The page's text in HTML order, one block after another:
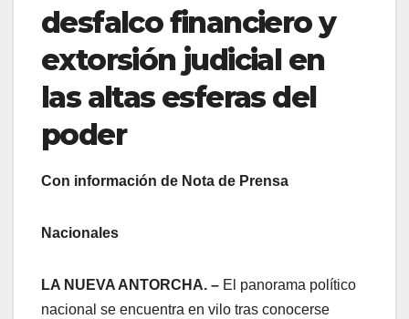
desfalco financiero y
extorsión judicial en
las altas esferas del
poder
Con información de Nota de Prensa
Nacionales
LA NUEVA ANTORCHA. – El panorama político
nacional se encuentra en vilo tras conocerse